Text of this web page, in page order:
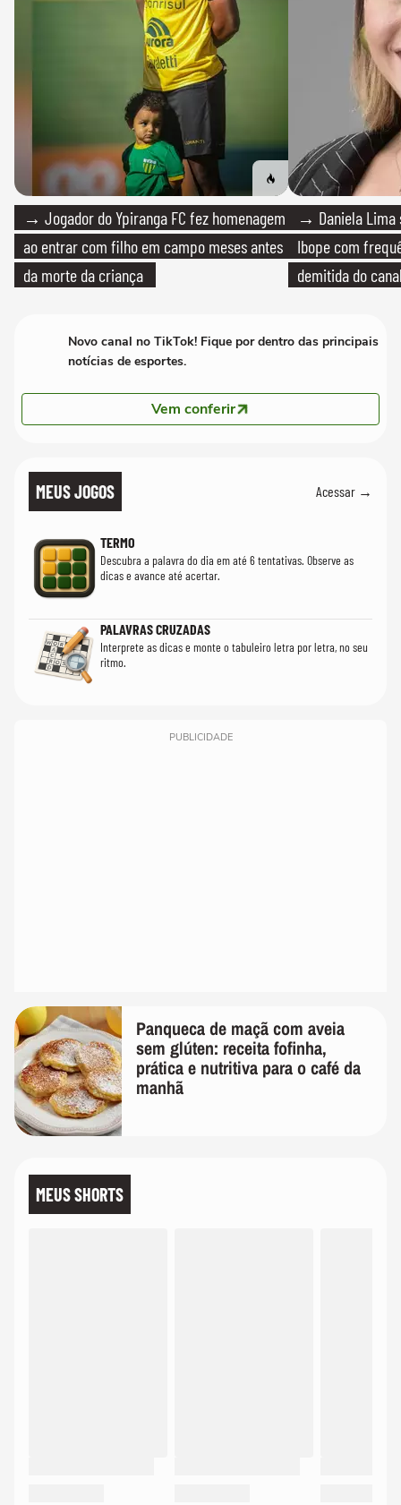
→ Jogador do Ypiranga FC fez homenagem
ao entrar com filho em campo meses antes
da morte da criança
→ Daniela Lima
Ibope com
demitida do
Novo canal no TikTok! Fique por dentro das principais
notícias de esportes.
Vem conferir
MEUS JOGOS Acessar →
TERMO
Descubra a palavra do dia em até 6 tentativas. Observe as
dicas e avance até acertar.
PALAVRAS CRUZADAS
Interprete as dicas e monte o tabuleiro letra por letra, no seu
ritmo.
PUBLICIDADE
Panqueca de maçã com aveia
sem glúten: receita fofinha,
prática e nutritiva para o café da
manhã
MEUS SHORTS